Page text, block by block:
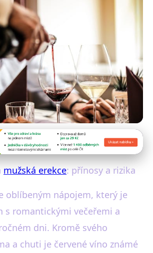
na mužskou potenci
Jak ovlivňuje
· Autor: Jakub Malý
mužská erekce: přínosy a rizika
oblíbeným nápojem, který je
s romantickými večeřemi a
dni. Kromě svého
a chuti je červené víno známé